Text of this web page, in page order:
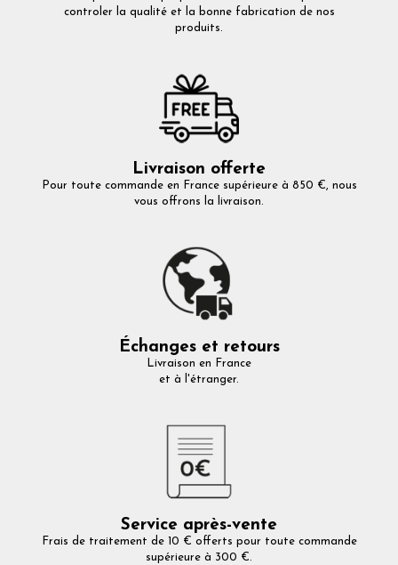
controler la qualité et la bonne fabrication de nos
produits.
Livraison offerte
Pour toute commande en France supérieure à 850 €, nous
vous offrons la livraison.
Échanges et retours
Livraison en France
et à l'étranger.
Service après-vente
Frais de traitement de 10 € offerts pour toute commande
supérieure à 300 €.